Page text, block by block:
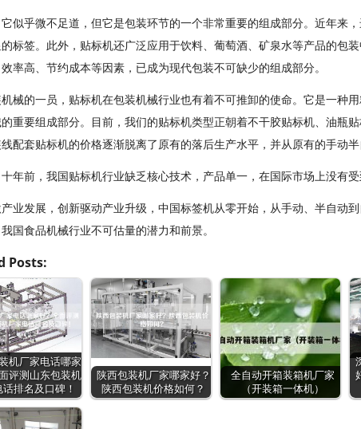
似乎微不足道，但它是包装环节的一个非常重要的组成部分。近年来
标签。此外，贴标机还广泛应用于饮料、葡萄酒、矿泉水等产品的包
率高、节约成本等因素，已成为现代包装不可缺少的组成部分。
械的一员，贴标机在包装机械行业也有着不可推卸的使命。它是一种
重要组成部分。目前，我们的贴标机类型正朝着不干胶贴标机、油瓶
配套贴标机的价格逐渐脱离了原有的落后生产水平，并从原有的手动
年前，我国贴标机行业缺乏核心技术，产品单一，在国际市场上没有
业发展，创新驱动产业升级，中国标签机从零开始，从手动、半自动
国食品机械行业不可估量的潜力和前景。
Posts:
机厂家电话哪家
评测山东包装机
排名及口碑！
陕西包装机厂家哪家好？
陕西包装机价格如何？
全自动开箱装箱机厂家
（开装箱一体机）